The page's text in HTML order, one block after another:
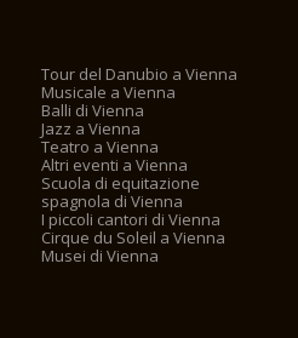
Tour del Danubio a Vienna
Musicale a Vienna
Balli di Vienna
Jazz a Vienna
Teatro a Vienna
Altri eventi a Vienna
Scuola di equitazione
spagnola di Vienna
I piccoli cantori di Vienna
Cirque du Soleil a Vienna
Musei di Vienna